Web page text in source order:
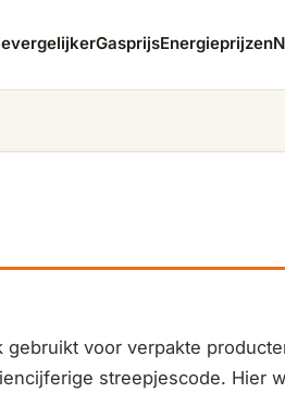
GasprijsEnergieprijzen
voor verpakte
streepjescode. Hier